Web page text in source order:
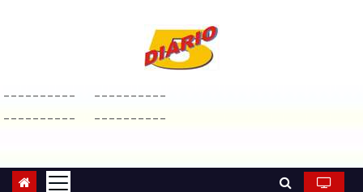
a
r
l
----------
----------
----------
----------